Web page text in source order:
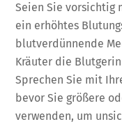
Seien Sie vorsichtig
ein erhöhtes
blutverdünnende
Kräuter die
Sprechen Sie mit
bevor Sie größere
verwenden, um